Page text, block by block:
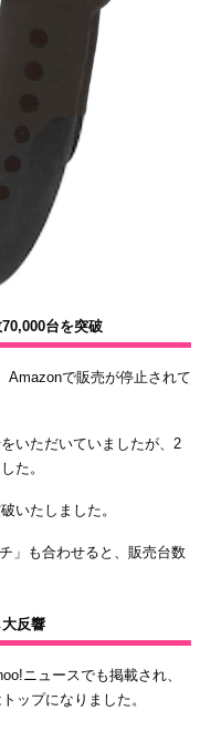
台を突破
Amazonで販売が停止されて
いただいていましたが、2
た。
いたしました。
」も合わせると、販売台数
反響
ニュースでも掲載され、
ップになりました。